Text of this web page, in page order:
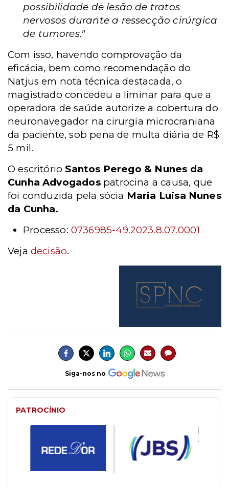
possibilidade de lesão de tratos
nervosos durante a ressecção cirúrgica
de tumores."
Com isso, havendo comprovação da
eficácia, bem como recomendação do
Natjus em nota técnica destacada, o
magistrado concedeu a liminar para que a
operadora de saúde autorize a cobertura do
neuronavegador na cirurgia microcraniana
da paciente, sob pena de multa diária de R$
5 mil.
O escritórioSantos Perego & Nunes da
Cunha Advogadospatrocina a causa, que
foi conduzida pela sócia Maria Luisa Nunes
da Cunha.
Processo: 0736985-49.2023.8.07.0001
Veja decisão.
Siga-nos no
PATROCÍNIO